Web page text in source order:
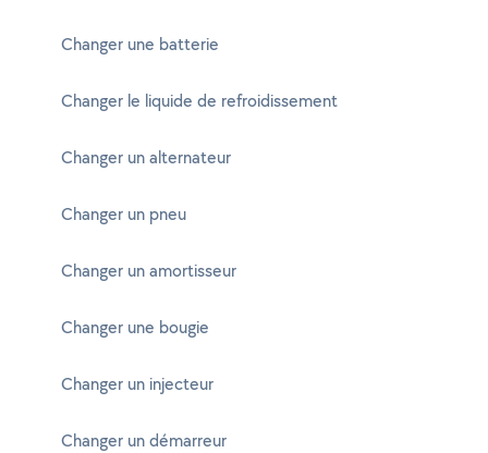
Changer une batterie
Changer le liquide de refroidissement
Changer un alternateur
Changer un pneu
Changer un amortisseur
Changer une bougie
Changer un injecteur
Changer un démarreur